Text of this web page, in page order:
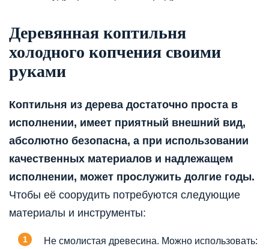
Деревянная коптильня
холодного копчения своими
руками
Коптильня из дерева достаточно проста в
исполнении, имеет приятный внешний вид,
абсолютно безопасна, а при использовании
качественных материалов и надлежащем
исполнении, может прослужить долгие годы.
Чтобы её соорудить потребуются следующие
материалы и инструменты:
Не смолистая древесина. Можно использовать: